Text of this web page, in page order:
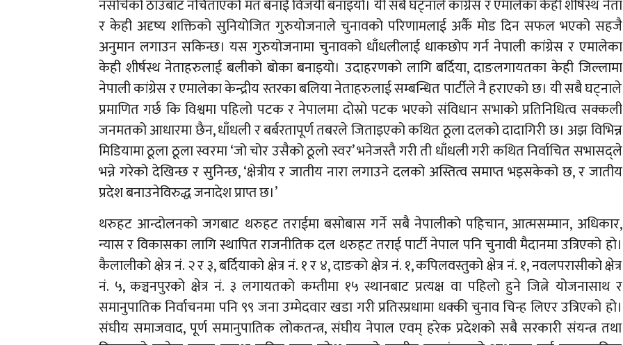
नसोचेको ठाउँबाट नचिताएको मत बनाई विजयी बनाइयो। यी सबै घट्नाले कांग्रेस र एमालेका केही शीर्षस्थ नेता
र केही अदृष्य शक्तिको सुनियोजित गुरुयोजनाले चुनावको परिणामलाई अर्कै मोड दिन सफल भएको सहजै
अनुमान लगाउन सकिन्छ। यस गुरुयोजनामा चुनावको धाँधलीलाई धाकछोप गर्न नेपाली कांग्रेस र एमालेका
केही शीर्षस्थ नेताहरुलाई बलीको बोका बनाइयो। उदाहरणको लागि बर्दिया, दाङलगायतका केही जिल्लामा
नेपाली कांग्रेस र एमालेका केन्द्रीय स्तरका बलिया नेताहरुलाई सम्बन्धित पार्टीले नै हराएको छ। यी सबै घट्नाले
प्रमाणित गर्छ कि विश्वमा पहिलो पटक र नेपालमा दोस्रो पटक भएको संविधान सभाको प्रतिनिधित्व सक्कली
जनमतको आधारमा छैन, धाँधली र बर्बरतापूर्ण तबरले जिताइएको कथित ठूला दलको दादागिरी छ। अझ विभिन्न
मिडियामा ठूला ठूला स्वरमा ‘जो चोर उसैको ठूलो स्वर’ भनेजस्तै गरी ती धाँधली गरी कथित निर्वाचित सभासद्ले
भन्ने गरेको देखिन्छ र सुनिन्छ, ‘क्षेत्रीय र जातीय नारा लगाउने दलको अस्तित्व समाप्त भइसकेको छ, र जातीय
प्रदेश बनाउनेविरुद्ध जनादेश प्राप्त छ।’
थरुहट आन्दोलनको जगबाट थरुहट तराईमा बसोबास गर्ने सबै नेपालीको पहिचान, आत्मसम्मान, अधिकार,
न्यास र विकासका लागि स्थापित राजनीतिक दल थरुहट तराई पार्टी नेपाल पनि चुनावी मैदानमा उत्रिएको हो।
कैलालीको क्षेत्र नं. २ र ३, बर्दियाको क्षेत्र नं. १ र ४, दाङको क्षेत्र नं. १, कपिलवस्तुको क्षेत्र नं. १, नवलपरासीको क्षेत्र
नं. ५, कञ्चनपुरको क्षेत्र नं. ३ लगायतको कम्तीमा १५ स्थानबाट प्रत्यक्ष वा पहिलो हुने जित्ने योजनासाथ र
समानुपातिक निर्वाचनमा पनि ९९ जना उम्मेदवार खडा गरी प्रतिस्प्रधामा धक्की चुनाव चिन्ह लिएर उत्रिएको हो।
संघीय समाजवाद, पूर्ण समानुपातिक लोकतन्त्र, संघीय नेपाल एवम् हरेक प्रदेशको सबै सरकारी संयन्त्र तथा